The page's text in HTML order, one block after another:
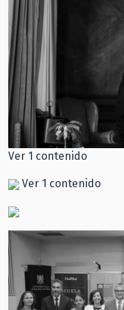
Ver 1 contenido
Ver 1 contenido